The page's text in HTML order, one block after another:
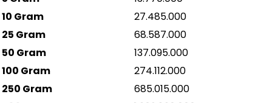
10 Gram
27.485.000
25 Gram
68.587.000
50 Gram
137.095.000
100 Gram
274.112.000
250 Gram
685.015.000